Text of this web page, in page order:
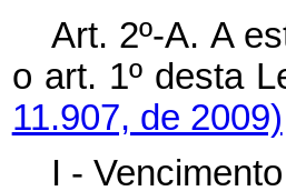
Art. 2º-A. A
o art. 1º desta
11.907, de 2009)
I -